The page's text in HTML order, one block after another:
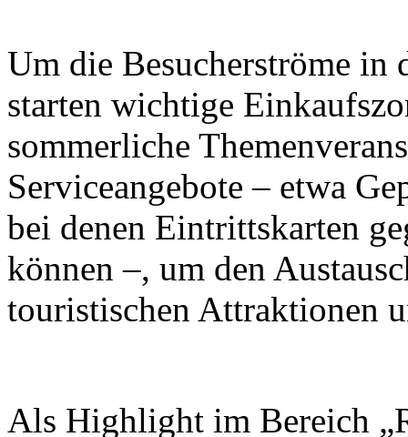
Um die Besucherströme in
starten wichtige
sommerliche
Serviceangebote – etwa
bei denen Eintrittskarten
können –, um den
touristischen Attraktionen
Als Highlight im Bereich